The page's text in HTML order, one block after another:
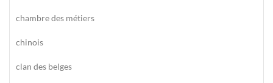
chambre des métiers
chinois
clan des belges